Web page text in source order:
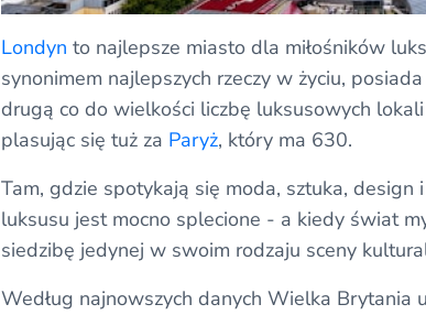
Londyn to najlepsze miasto dla miłośników
synonimem najlepszych rzeczy w życiu,
drugą co do wielkości liczbę luksusowych
plasując się tuż za Paryż, który ma 630.
Tam, gdzie spotykają się moda, sztuka, design
luksusu jest mocno splecione - a kiedy świat
siedzibę jedynej w swoim rodzaju sceny
Według najnowszych danych Wielka Brytania